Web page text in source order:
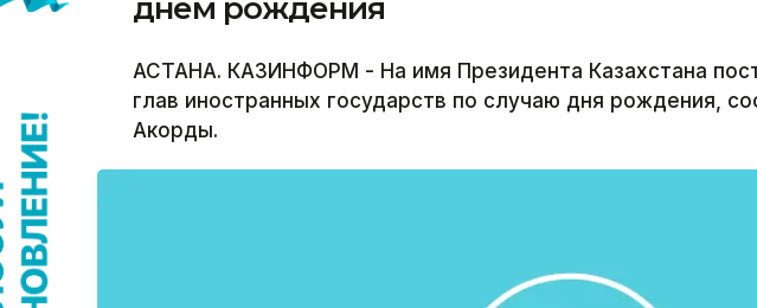
днем рождения
АСТАНА. КАЗИНФОРМ - На имя Президента Казахстана
глав иностранных государств по случаю дня рождения,
Акорды.